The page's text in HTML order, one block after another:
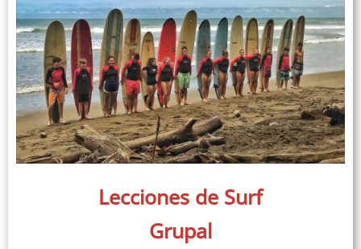
Lecciones de Surf
Grupal